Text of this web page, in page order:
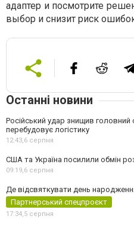
адаптер и посмотрите
выбор и снизит риск
Останні новини
Російський удар знищив головний
перебудовує логістику
12:43,6 серпня
США та Україна посилили обмін
09:19,6 серпня
Де відсвяткувати день
Партнерський спецпроєкт
17:34,5 серпня